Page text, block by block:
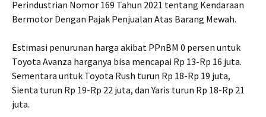
Perindustrian Nomor 169 Tahun 2021 tentang Kendaraan
Bermotor Dengan Pajak Penjualan Atas Barang Mewah.
Estimasi penurunan harga akibat PPnBM 0 persen untuk
Toyota Avanza harganya bisa mencapai Rp 13-Rp 16 juta.
Sementara untuk Toyota Rush turun Rp 18-Rp 19 juta,
Sienta turun Rp 19-Rp 22 juta, dan Yaris turun Rp 18-Rp 21
juta.